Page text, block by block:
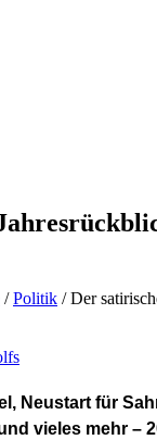
/ Politik /Der
Neustart für
vieles mehr –